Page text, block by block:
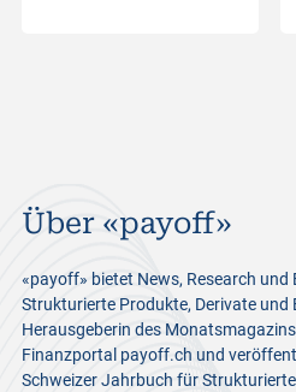
Über «payoff»
«payoff» bietet News, Research und
Strukturierte Produkte, Derivate und
Herausgeberin des
Finanzportal payoff.ch und
Schweizer Jahrbuch für